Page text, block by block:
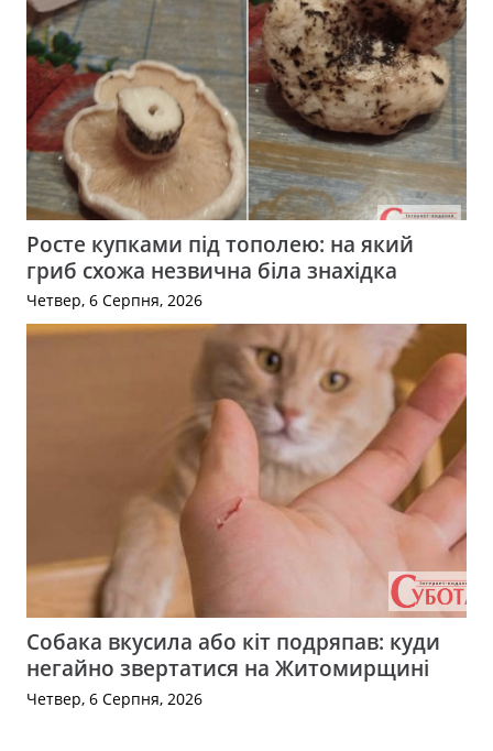
Росте купками під тополею: на який
гриб схожа незвична біла знахідка
Четвер, 6 Серпня, 2026
Собака вкусила або кіт подряпав: куди
негайно звертатися на Житомирщині
Четвер, 6 Серпня, 2026